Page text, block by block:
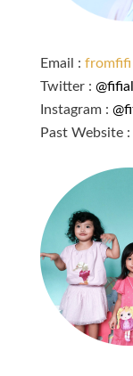
Email : fromfifi
Twitter :
Instagram :
Past Website :